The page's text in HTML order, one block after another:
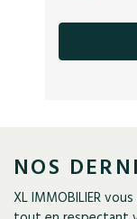
NOS
XL IMMOBILIER